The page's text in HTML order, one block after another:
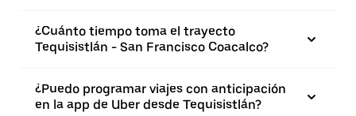
¿Cuánto tiempo toma el trayecto
Tequisistlán - San Francisco Coacalco?
¿Puedo programar viajes con anticipación
en la app de Uber desde Tequisistlán?